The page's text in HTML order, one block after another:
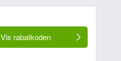
Vis rabatkoden